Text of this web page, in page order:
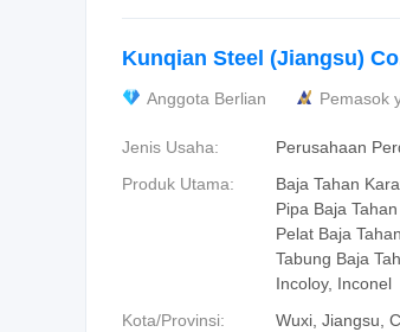
Kunqian Steel (Jiangsu)
Anggota Berlian Pemasok
Jenis Usaha:
Perusahaan
Produk Utama:
Baja Tahan
Pipa Baja
Pelat Baja
Tabung Baja
Incoloy, Inconel
Kota/Provinsi:
Wuxi, Jiangsu,